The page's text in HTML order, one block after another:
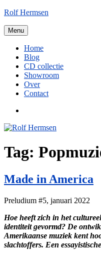
Ga
de
Rolf Hermsen
Menu
Home
Blog
CD collectie
Showroom
Over
Contact
Tag:
Made in America
Preludium #5, januari 2022
Hoe heeft zich in het
identiteit gevormd? De
Amerikaanse muziek kent
slachtoffers. Een